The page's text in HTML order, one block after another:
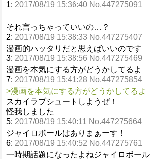
1: 2017/08/19 15:36:40 No.447275091
それ言っちゃっていいの…？
2: 2017/08/19 15:38:33 No.447275407
漫画的ハッタリだと思えばいいのです
3: 2017/08/19 15:38:56 No.447275469
漫画を本気にする方がどうかしてるよ
7: 2017/08/19 15:41:28 No.447275854
>漫画を本気にする方がどうかしてるよ
スカイラブシュートしようぜ！
怪我しました
5: 2017/08/19 15:40:11 No.447275664
ジャイロボールはありまぁーす！
6: 2017/08/19 15:40:52 No.447275761
一時期話題になったよねジャイロボール